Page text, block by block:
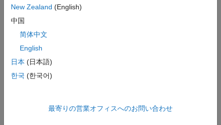
Artificial Intelligence
Autonomous Navigation
New Zealand (English)
中国
简体中文
English
日本 (日本語)
한국 (한국어)
最寄りの営業オフィスへのお問い合わせ